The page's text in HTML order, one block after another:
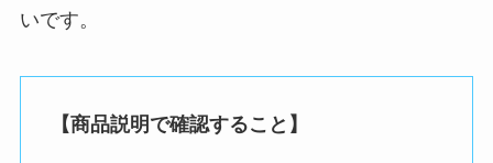
いです。
【商品説明で確認すること】